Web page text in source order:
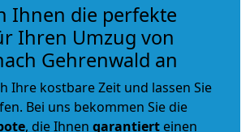
Ihnen die perfekte
Ihren Umzug von
Gehrenwald an
Ihre kostbare Zeit und lassen Sie
Bei uns bekommen Sie die
, die Ihnen garantiert einen